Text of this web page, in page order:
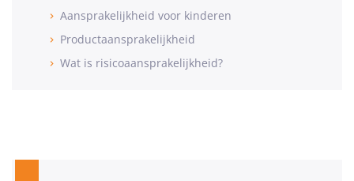
Aansprakelijkheid voor kinderen
Productaansprakelijkheid
Wat is risicoaansprakelijkheid?